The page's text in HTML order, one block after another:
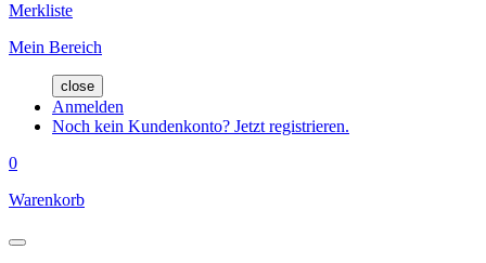
Merkliste
Mein Bereich
close
Anmelden
Noch kein Kundenkonto? Jetzt registrieren.
0
Warenkorb